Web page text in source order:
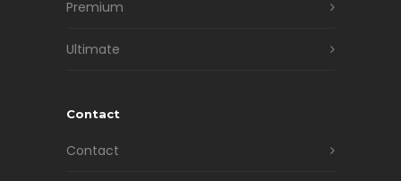
Premium
Ultimate
Contact
Contact